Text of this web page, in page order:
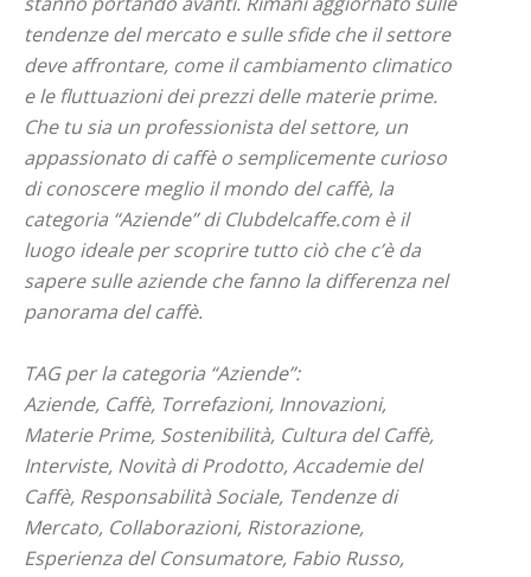
tendenze del mercato e sulle sfide che il settore
deve affrontare, come il cambiamento climatico
e le fluttuazioni dei prezzi delle materie prime.
Che tu sia un professionista del settore, un
appassionato di caffè o semplicemente curioso
di conoscere meglio il mondo del caffè, la
categoria “Aziende” di Clubdelcaffe.com è il
luogo ideale per scoprire tutto ciò che c’è da
sapere sulle aziende che fanno la differenza nel
panorama del caffè.
TAG per la categoria “Aziende”:
Aziende, Caffè, Torrefazioni, Innovazioni,
Materie Prime, Sostenibilità, Cultura del Caffè,
Interviste, Novità di Prodotto, Accademie del
Caffè, Responsabilità Sociale, Tendenze di
Mercato, Collaborazioni, Ristorazione,
Esperienza del Consumatore, Fabio Russo,